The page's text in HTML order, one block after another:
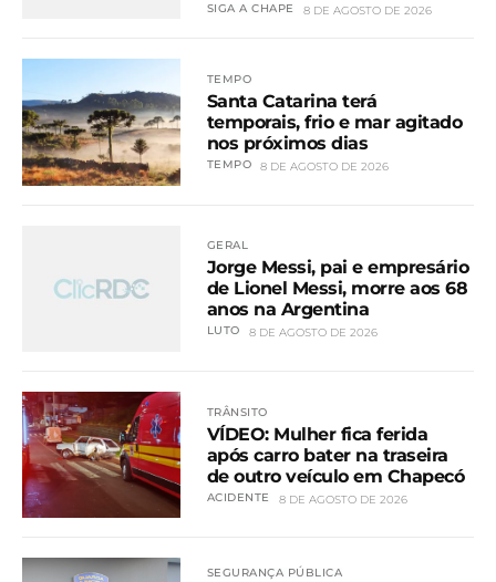
SIGA A CHAPE 8 DE AGOSTO DE 2026
TEMPO
Santa Catarina terá
temporais, frio e mar agitado
nos próximos dias
TEMPO 8 DE AGOSTO DE 2026
GERAL
Jorge Messi, pai e empresário
de Lionel Messi, morre aos 68
anos na Argentina
LUTO 8 DE AGOSTO DE 2026
TRÂNSITO
VÍDEO: Mulher fica ferida
após carro bater na traseira
de outro veículo em Chapecó
ACIDENTE 8 DE AGOSTO DE 2026
SEGURANÇA PÚBLICA